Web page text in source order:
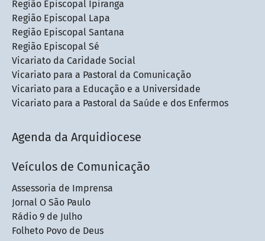
Região Episcopal Ipiranga
Região Episcopal Lapa
Região Episcopal Santana
Região Episcopal Sé
Vicariato da Caridade Social
Vicariato para a Pastoral da Comunicação
Vicariato para a Educação e a Universidade
Vicariato para a Pastoral da Saúde e dos Enfermos
Agenda da Arquidiocese
Veículos de Comunicação
Assessoria de Imprensa
Jornal O São Paulo
Rádio 9 de Julho
Folheto Povo de Deus